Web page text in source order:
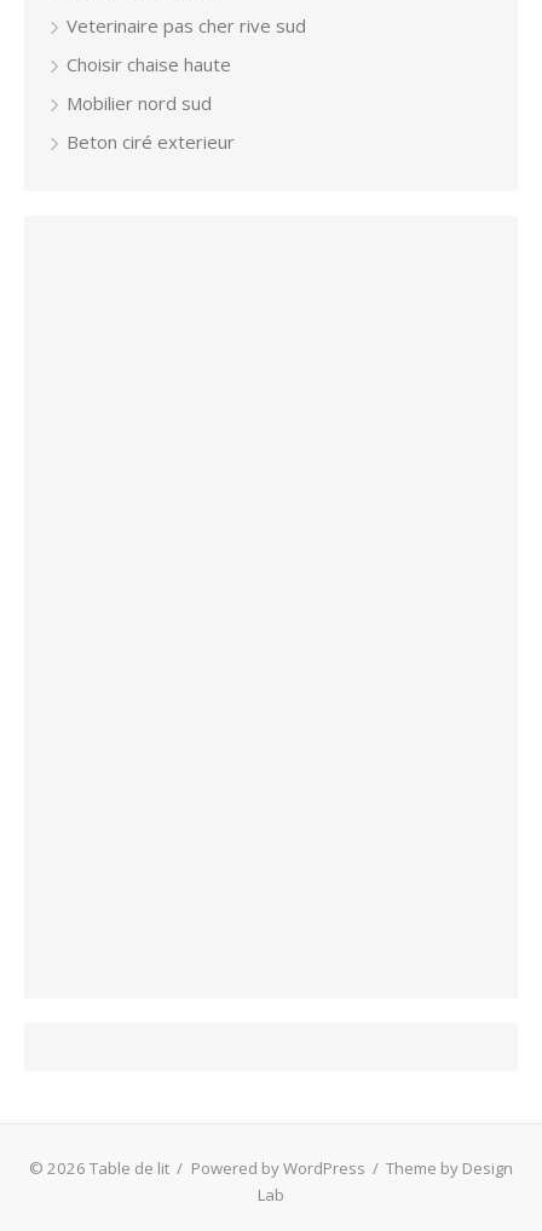
Veterinaire pas cher rive sud
Choisir chaise haute
Mobilier nord sud
Beton ciré exterieur
© 2026 Table de lit / Powered by WordPress / Theme by Design
Lab